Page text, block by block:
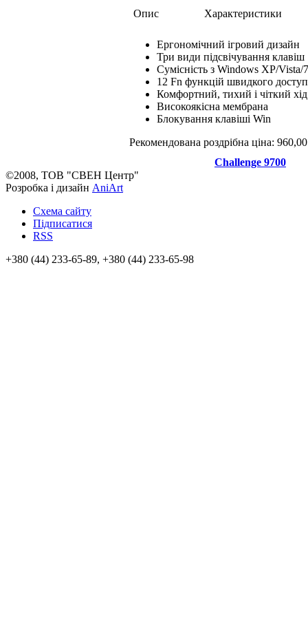
Опис Характеристики
Ергономічний ігровий дизайн
Три види підсвічування клавіш
Cумісність з Windows XP/Vista/
12 Fn функцій швидкого
Комфортний, тихий і чіткий
Високоякісна мембрана
Блокування клавіші Win
Рекомендована роздрібна ціна:
Challenge 9700
©2008, ТОВ "СВЕН Центр"
Розробка і дизайн AniArt
Схема сайту
Підписатися
RSS
+380 (44) 233-65-89, +380 (44) 233-65-98